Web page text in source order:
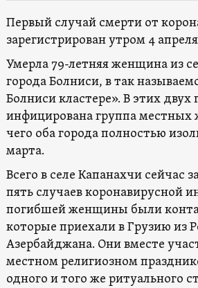
Первый случай смерти от
зарегистрирован утром 4
Умерла 79-летняя женщина из
города Болниси, в так
Болниси кластере». В этих двух
инфицирована группа местных
чего оба города полностью
марта.
Всего в селе Капанахчи сейчас
пять случаев коронавирусной
погибшей женщины были
которые приехали в Грузию из
Азербайджана. Они вместе
местном религиозном
одного и того же ритуального